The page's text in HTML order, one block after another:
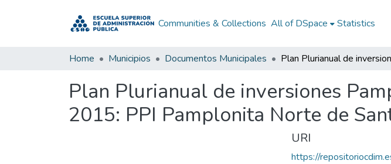
Communities & Collections All of DSpace Statistics
Home Municipios Documentos Municipales
Plan Plurianual de inversiones
2015: PPI Pamplonita Norte de
URI
https://